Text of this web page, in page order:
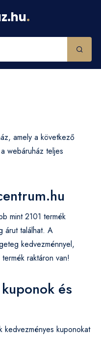
.
amely a következő
webáruház teljes
mint 2101 termék
árut találhat. A
kedvezménnyel,
raktáron van!
és
kedvezményes kuponokat